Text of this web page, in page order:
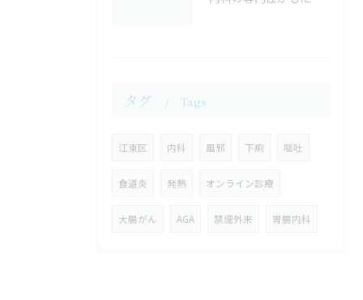
タグ Tags
江東区 内科 風邪 下痢 嘔吐
食道炎 発熱 オンライン診療
大腸がん AGA 禁煙外来 胃腸内科